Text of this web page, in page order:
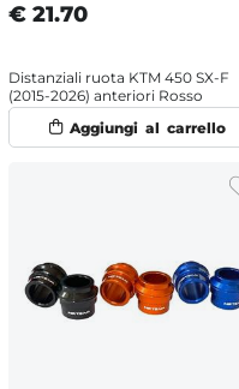
€ 21.70
Distanziali ruota KTM 450 SX-F
(2015-2026) anteriori Rosso